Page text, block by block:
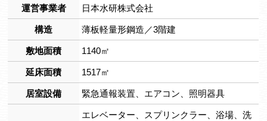
運営事業者 日本水研株式会社
構造 薄板軽量形鋼造／3階建
敷地面積 1140㎡
延床面積 1517㎡
居室設備 緊急通報装置、エアコン、照明器具
エレベーター、スプリンクラー、浴場、洗